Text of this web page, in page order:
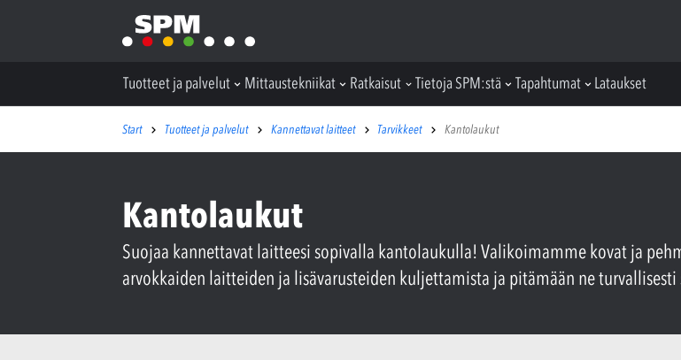
Tuotteet ja palvelut Mittaustekniikat Ratkaisut Tietoja SPM:stä Tapahtumat Lataukset
Start Tuotteet ja palvelut Kannettavat laitteet Tarvikkeet Kantolaukut
Kantolaukut
Suojaa kannettavat laitteesi sopivalla kantolaukulla! Valikoimamme kovat ja
arvokkaiden laitteiden ja lisävarusteiden kuljettamista ja pitämään ne